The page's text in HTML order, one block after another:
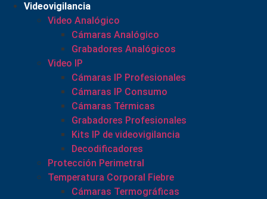
Videovigilancia
Video Analógico
Cámaras Analógico
Grabadores Analógicos
Video IP
Cámaras IP Profesionales
Cámaras IP Consumo
Cámaras Térmicas
Grabadores Profesionales
Kits IP de videovigilancia
Decodificadores
Protección Perimetral
Temperatura Corporal Fiebre
Cámaras Termográficas